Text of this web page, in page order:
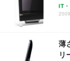
IT
薄
リ